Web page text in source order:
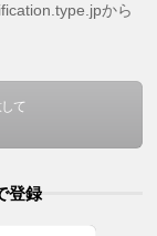
から
て
登録